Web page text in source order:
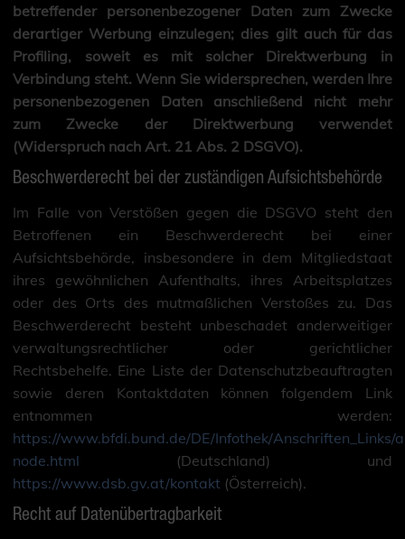
betreffender personenbezogener Daten zum Zwecke
derartiger Werbung einzulegen; dies gilt auch für das
Profiling, soweit es mit solcher Direktwerbung in
Verbindung steht. Wenn Sie widersprechen, werden Ihre
personenbezogenen Daten anschließend nicht mehr
zum Zwecke der Direktwerbung verwendet
(Widerspruch nach Art. 21 Abs. 2 DSGVO).
Beschwerderecht bei der zuständigen Aufsichtsbehörde
Im Falle von Verstößen gegen die DSGVO steht den
Betroffenen ein Beschwerderecht bei einer
Aufsichtsbehörde, insbesondere in dem Mitgliedstaat
ihres gewöhnlichen Aufenthalts, ihres Arbeitsplatzes
oder des Orts des mutmaßlichen Verstoßes zu. Das
Beschwerderecht besteht unbeschadet anderweitiger
verwaltungsrechtlicher oder gerichtlicher
Rechtsbehelfe. Eine Liste der Datenschutzbeauftragten
sowie deren Kontaktdaten können folgendem Link
entnommen werden:
https://www.bfdi.bund.de/DE/Infothek/Anschriften_Links/
node.html (Deutschland) und
https://www.dsb.gv.at/kontakt (Österreich).
Recht auf Datenübertragbarkeit